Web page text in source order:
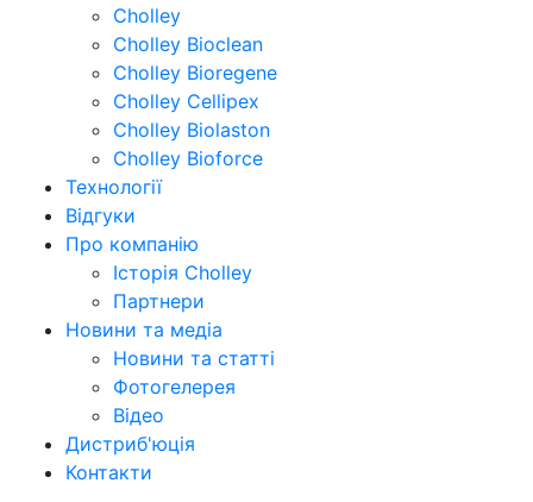
Cholley
Cholley Bioclean
Cholley Bioregene
Cholley Cellipex
Cholley Biolaston
Cholley Bioforce
Технології
Відгуки
Про компанію
Історія Cholley
Партнери
Новини та медіа
Новини та статті
Фотогелерея
Відео
Дистриб'юція
Контакти